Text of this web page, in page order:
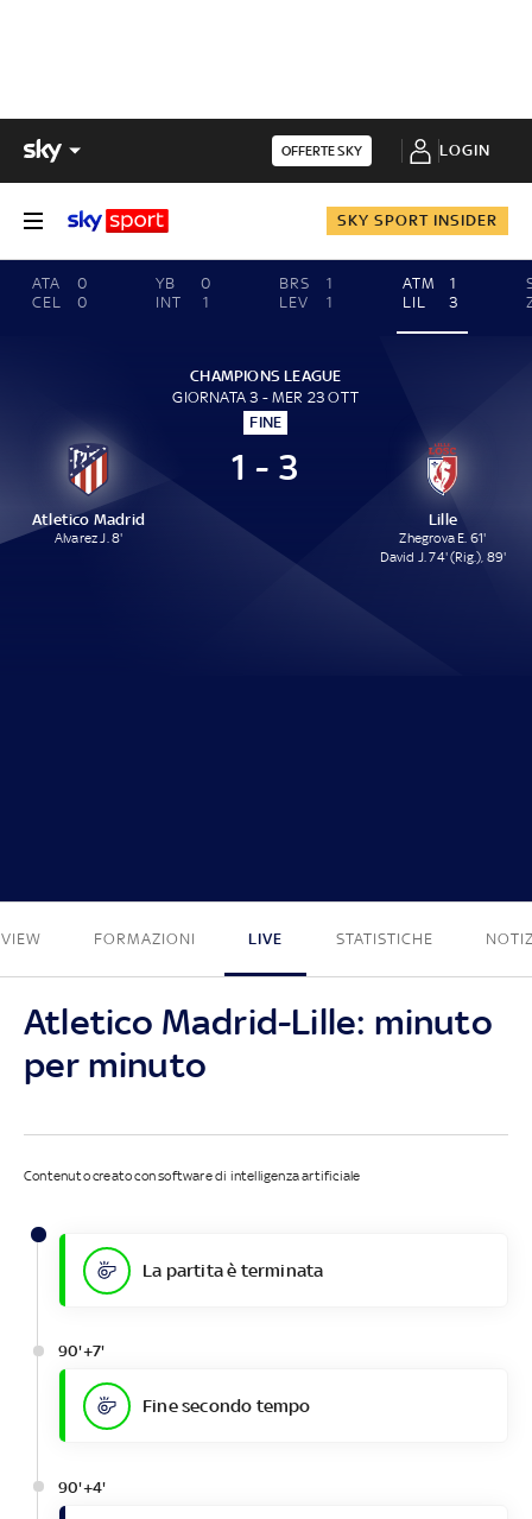
OFFERTE SKY LOGIN
SKY SPORT INSIDER
ATA
0
CEL
0
YB
0
INT
1
BRS
1
LEV
1
ATM
1
LIL
3
CHAMPIONS LEAGUE
GIORNATA 3 - MER 23 OTT
FINE
Atletico Madrid
Alvarez J. 8'
1 - 3
Lille
Zhegrova E. 61'
David J. 74' (Rig.), 89'
FORMAZIONI LIVE STATISTICHE
Atletico Madrid-Lille: minuto
per minuto
Contenuto creato con software di intelligenza artificiale
La partita è terminata
90'+7'
Fine secondo tempo
90'+4'